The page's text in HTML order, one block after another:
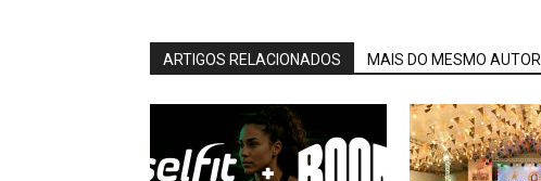
ARTIGOS RELACIONADOS MAIS DO MESMO AUTOR